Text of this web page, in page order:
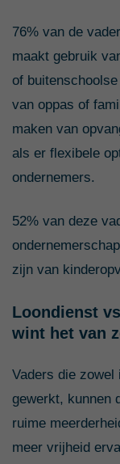
76% van de
maakt gebruik
of
van oppas of
maken van
als er flexibele
ondernemers.
52% van deze
zijn van
Loondienst
wint het van
Vaders die zowel
gewerkt, kunnen
ruime
meer vrijheid